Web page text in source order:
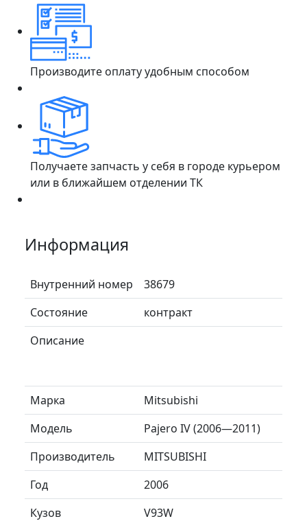
Производите оплату удобным способом
Получаете запчасть у себя в городе курьером
или в ближайшем отделении ТК
Информация
Внутренний номер
38679
Состояние
контракт
Описание
Марка
Mitsubishi
Модель
Pajero IV (2006—2011)
Производитель
MITSUBISHI
Год
2006
Кузов
V93W